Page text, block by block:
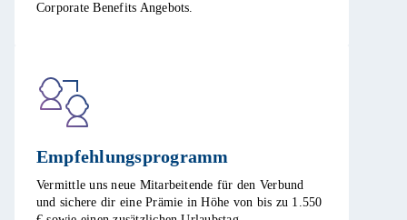
Corporate Benefits Angebots. ​
Empfehlungsprogramm​
Vermittle uns neue Mitarbeitende für den Verbund
und sichere dir eine Prämie in Höhe von bis zu 1.550